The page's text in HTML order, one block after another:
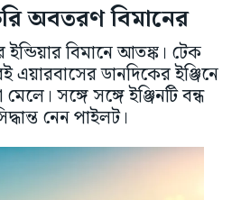
অবতরণ বিমানের
বিমানে আতঙ্ক। টেক
ডানদিকের ইঞ্জিনে
সঙ্গে সঙ্গে ইঞ্জিনটি বন্ধ
নেন পাইলট।